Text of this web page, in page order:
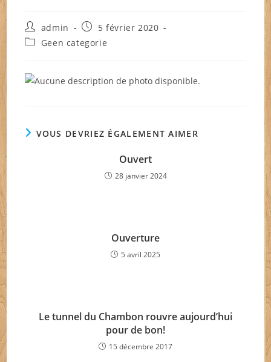
Auteur/autrice
de
la
admin
Publication
publiée :
5 février 2020
PostGeen categorie
VOUS DEVRIEZ ÉGALEMENT AIMER
Ouvert
28 janvier 2024
Ouverture
5 avril 2025
Le tunnel du Chambon rouvre aujourd’hui
pour de bon!
15 décembre 2017